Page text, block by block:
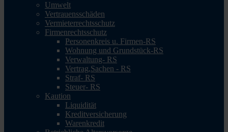
Umwelt
Vertrauensschäden
Vermieterrechtsschutz
Firmenrechtsschutz
Personenkreis u. Firmen-RS
Wohnung und Grundstück-RS
Verwaltung- RS
Vertrag,Sachen - RS
Straf- RS
Steuer- RS
Kaution
Liquidität
Kreditversicherung
Warenkredit